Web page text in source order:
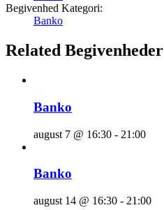
Begivenhed Kategori:
Banko
Related Begivenheder
Banko
august 7 @ 16:30 - 21:00
Banko
august 14 @ 16:30 - 21:00